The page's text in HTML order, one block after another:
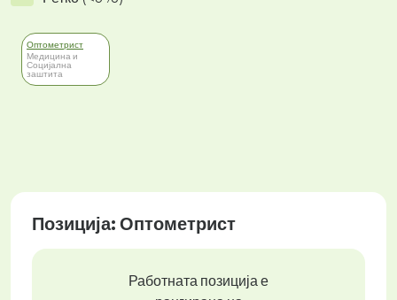
Оптометрист
Медицина и
Социјална
заштита
Позиција: Оптометрист
Работната позиција е